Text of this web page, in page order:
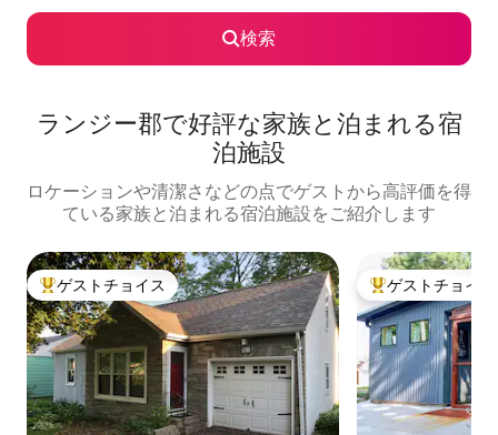
検索
ランジー郡で好評な家族と泊まれる宿
泊施設
ロケーションや清潔さなどの点でゲストから高評価を得
ている家族と泊まれる宿泊施設をご紹介します
大好評のゲストチョイスです。
ゲストチョイス 大好評のゲスト
ゲストチョイス